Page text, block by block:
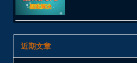
近期文章